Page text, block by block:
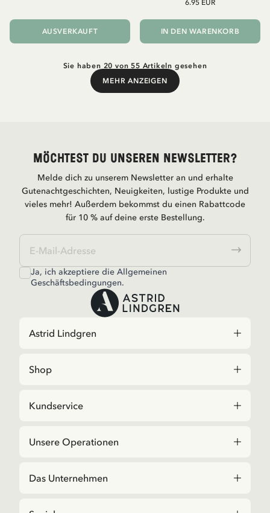
AUSVERKAUFT
6.95 EUR
IN DEN WARENKORB
Sie haben 20 von 55 Artikeln gesehen
MEHR ANZEIGEN
Mehr anzeigen
Möchtest du unseren Newsletter?
Melde dich zu unserem Newsletter an und erhalte
Gutenachtgeschichten, Neuigkeiten, lustige Produkte und
vieles mehr! Außerdem bekommst du einen Rabattcode
für 10 % auf deine erste Bestellung.
Ja, ich akzeptiere dieAllgemeinen
Geschäftsbedingungen.
Astrid Lindgren
Shop
Kundservice
Unsere Operationen
Das Unternehmen